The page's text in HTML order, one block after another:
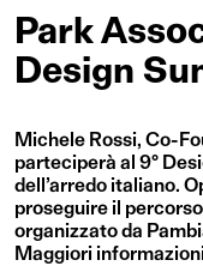
Park
Design
Michele Rossi, Co-
parteciperà al 9°
dell’arredo italiano.
proseguire il
organizzato da
Maggiori